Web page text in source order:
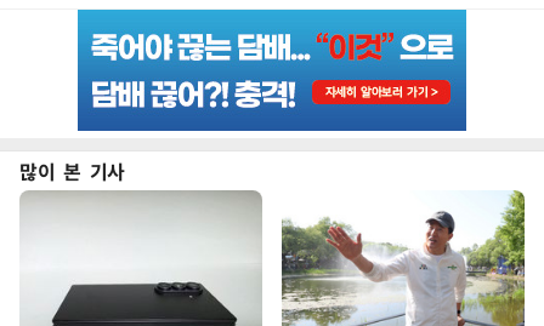
많이 본 기사